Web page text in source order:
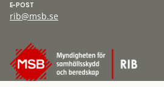
E-POST
rib@msb.se